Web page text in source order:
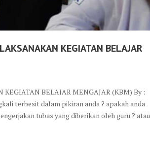
KEGIATAN BELAJAR
BELAJAR MENGAJAR (KBM) By :
terbesit dalam pikiran anda ? apakah anda
tubas yang diberikan oleh guru ? atau